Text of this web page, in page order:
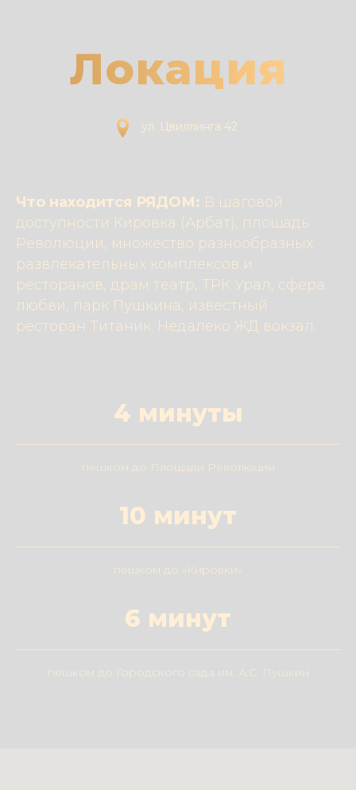
ул. Цвиллинга 42
Локация
Что находится РЯДОМ: В шаговой
доступности Кировка (Арбат), площадь
Революции, множество разнообразных
развлекательных комплексов и
ресторанов, драм театр, ТРК Урал, сфера
любви, парк Пушкина, известный
ресторан Титаник. Недалеко ЖД вокзал.
4 минуты
пешком до Площади Революции
10 минут
пешком до «Кировки»
6 минут
пешком до Городского сада им. А.С. Пушкин